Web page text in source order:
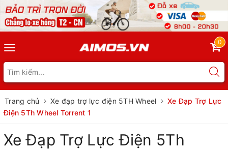
Toggle
navigation
0
Trang chủ Xe đạp trợ lực điện 5TH Wheel
Xe Đạp Trợ Lực
Điện 5Th Wheel Torrent 1
Xe Đạp Trợ Lực Điện 5Th